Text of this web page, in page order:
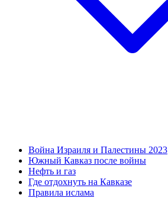
Война Израиля и Палестины 2023
Южный Кавказ после войны
Нефть и газ
Где отдохнуть на Кавказе
Правила ислама